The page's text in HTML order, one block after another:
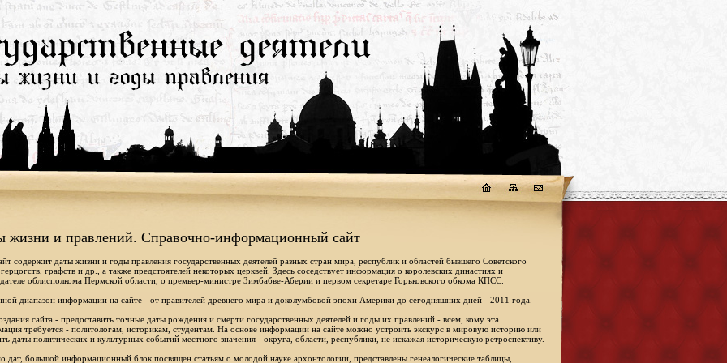
жизни и правлений. Справочно-информационный сайт
содержит даты жизни и годы правления государственных деятелей разных стран мира, республик и областей бывшего Советского
графств и др., а также предстоятелей некоторых церквей. Здесь соседствует информация о королевских династиях и
облисполкома Пермской области, о премьер-министре Зимбабве-Аберии и первом секретаре Горьковского обкома КПСС.
диапазон информации на сайте - от правителей древнего мира и доколумбовой эпохи Америки до сегодняшних дней - 2011 года.
сайта - предоставить точные даты рождения и смерти государственных деятелей и годы их правлений - всем, кому эта
требуется - политологам, историкам, студентам. На основе информации на сайте можно устроить экскурс в мировую историю или
даты политических и культурных событий местного значения - округа, области, республики, не искажая историческую ретроспективу.
дат, большой информационный блок посвящен статьям о молодой науке архонтологии, представлены генеалогические таблицы,